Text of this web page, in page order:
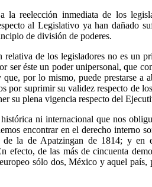
la reelección inmediata de los
al Legislativo ya han dañado
de división de poderes.
de los legisladores no es un
ser éste un poder unipersonal, que
por lo mismo, puede prestarse a
por suprimir su validez respecto de
su plena vigencia respecto del
ni internacional que nos
encontrar en el derecho interno
la de Apatzingan de 1814; y en
efecto, de las más de cincuenta
sólo dos, México y aquel país,